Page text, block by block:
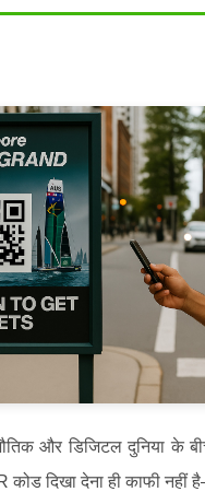
और डिजिटल दुनिया के
दिखा देना ही काफी नहीं